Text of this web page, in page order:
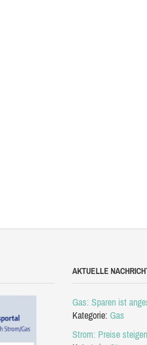
AKTUELLE
Gas: Sparen ist
Kategorie: Gas
Strom: Preise